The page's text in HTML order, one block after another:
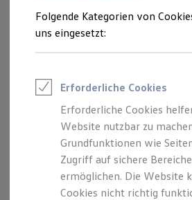
Feuerwehr
Rettungsdienste
ONE Business ID Vorteile
Fahrzeugsuche & Marktplatz
Digitaler Marktplatz
Kauf & Finanzierung
Online-Fahrzeugbewertung
Aktionen & Angebote
E-Auto-Förderung
Für Privatkunden
Für Gewerbekunden
Profi Paket
TopDeal
Folgende Kategorien von
uns eingesetzt:
Erforderliche Cookies
Erforderliche Cookies
Website nutzbar zu
Grundfunktionen wie
Zugriff auf sichere
ermöglichen. Die Website
Cookies nicht richtig